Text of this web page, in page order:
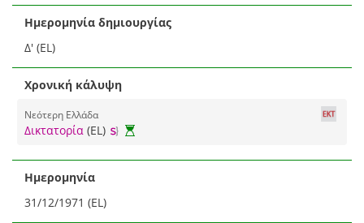
Ημερομηνία δημιουργίας
Δ' (EL)
Χρονική κάλυψη
Νεότερη Ελλάδα
Δικτατορία (EL)
Ημερομηνία
31/12/1971 (EL)